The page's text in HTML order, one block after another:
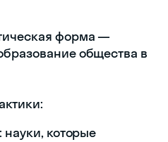
форма —
общества в
науки, которые